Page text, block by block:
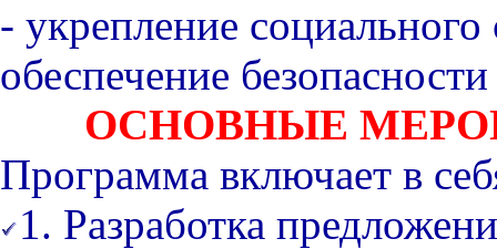
- укрепление
обеспечение
ОСНОВНЫЕ
Программа включает в
1. Разработка